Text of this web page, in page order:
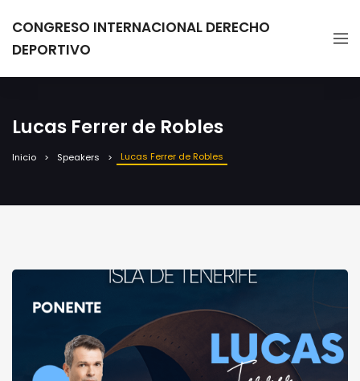
CONGRESO INTERNACIONAL DERECHO
DEPORTIVO
Lucas Ferrer de Robles
Inicio Speakers Lucas Ferrer de Robles